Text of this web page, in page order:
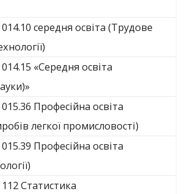
середня освіта (Трудове
«Середня освіта
Професійна освіта
легкої промисловості)
Професійна освіта
Статистика